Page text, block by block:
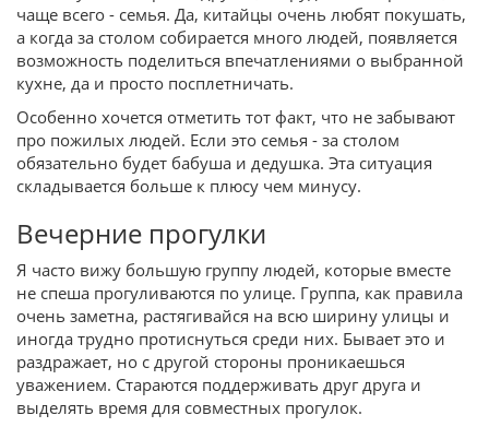
чаще всего - семья. Да, китайцы очень любят покушать,
а когда за столом собирается много людей, появляется
возможность поделиться впечатлениями о выбранной
кухне, да и просто посплетничать.
Особенно хочется отметить тот факт, что не забывают
про пожилых людей. Если это семья - за столом
обязательно будет бабуша и дедушка. Эта ситуация
складывается больше к плюсу чем минусу.
Вечерние прогулки
Я часто вижу большую группу людей, которые вместе
не спеша прогуливаются по улице. Группа, как правила
очень заметна, растягивайся на всю ширину улицы и
иногда трудно протиснуться среди них. Бывает это и
раздражает, но с другой стороны проникаешься
уважением. Стараются поддерживать друг друга и
выделять время для совместных прогулок.